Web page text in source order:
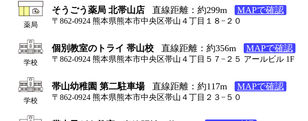
薬局
そうごう薬局 北帯山店 直線距離：約299m MAPで確認
〒862-0924 熊本県熊本市中央区帯山４丁目１８−２０
学校
個別教室のトライ 帯山校 直線距離：約356m MAPで確認
〒862-0924 熊本県熊本市中央区帯山４丁目５７−２５ アールビル 1F
学校
帯山幼稚園 第二駐車場 直線距離：約117m MAPで確認
〒862-0924 熊本県熊本市中央区帯山４丁目２３−５０